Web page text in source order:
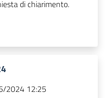
di chiarimento.
2024 12:25